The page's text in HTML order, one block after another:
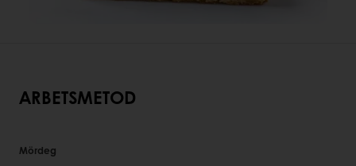
ARBETSMETOD
Mördeg